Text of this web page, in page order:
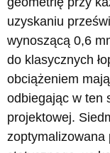
uzyskaniu
wynoszącą 0,6
do klasycznych
obciążeniem
odbiegając w ten
projektowej.
zoptymalizowana